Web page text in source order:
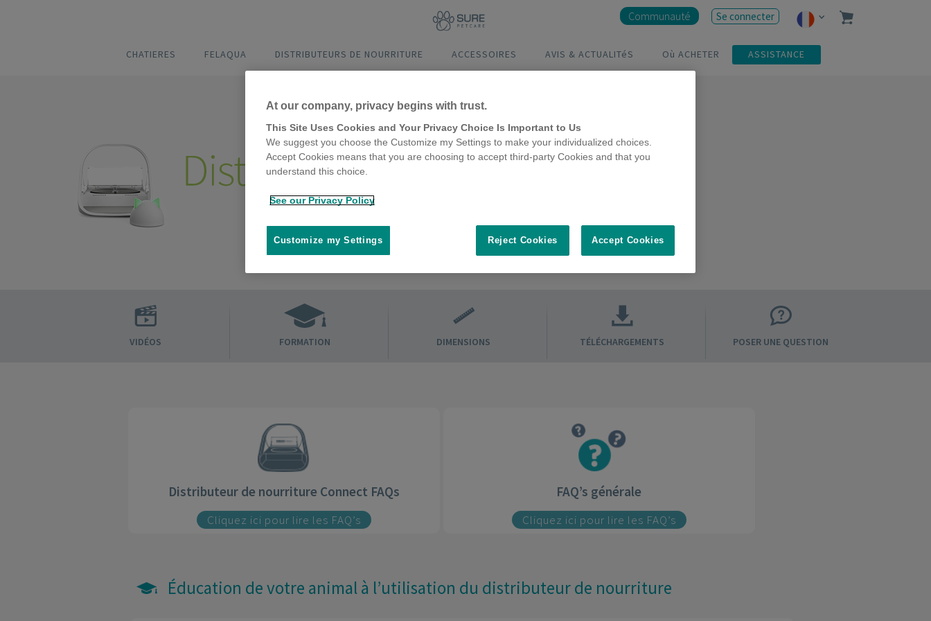
CHATIERES FELAQUA DISTRIBUTEURS DE NOURRITURE ACCESSOIRES AVIS & ACTUALITéS Où ACHETER ASSISTANCE
Communauté Se connecter
VIDÉOS FORMATION DIMENSIONS TÉLÉCHARGEMENTS POSER UNE QUESTION
Distributeur de nourriture Connect FAQs
Cliquez ici pour lire les FAQ’s
FAQ’s générale
Cliquez ici pour lire les FAQ’s
Éducation de votre animal à l’utilisation du distributeur de nourriture
At our company, privacy begins with trust.
This Site Uses Cookies and Your Privacy Choice Is Important to Us
We suggest you choose the Customize my Settings to make your individualized choices.
Accept Cookies means that you are choosing to accept third-party Cookies and that you
understand this choice.
See our Privacy Policy
Reject Cookies Accept Cookies
Customize my Settings